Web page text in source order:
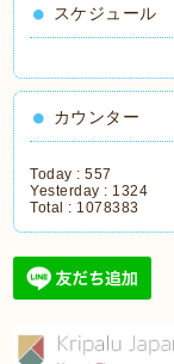
スケジュール
カウンター
Today :557
Yesterday : 1324
Total : 1078383